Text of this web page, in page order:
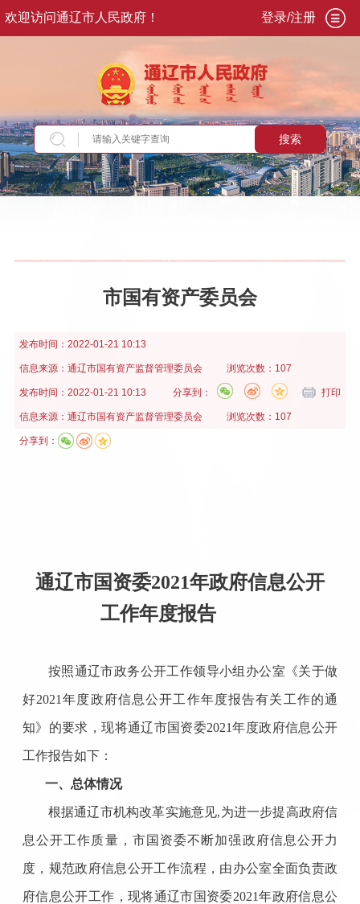
欢迎访问通辽市人民政府！ 登录/注册
搜索
当前位置：首页>政务公开>政府信息公开年报
市国有资产委员会
发布时间： 2022-01-21 10:13
信息来源： 通辽市国有资产监督管理委员会 浏览次数：107
打印
分享到：
发布时间： 2022-01-21 10:13
信息来源： 通辽市国有资产监督管理委员会 浏览次数：107
分享到：
通辽市国资委2021年政府信息公开
工作年度报告
按照通辽市政务公开工作领导小组办公室《关于做
好2021年度政府信息公开工作年度报告有关工作的通
知》的要求，现将通辽市国资委2021年度政府信息公开
工作报告如下：
一、总体情况
根据通辽市机构改革实施意见,为进一步提高政府信
息公开工作质量， 市国资委不断加强政府信息公开力
度，规范政府信息公开工作流程，由办公室全面负责政
府信息公开工作，现将通辽市国资委2021年政府信息公